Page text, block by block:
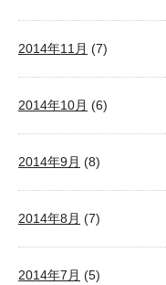
2014年11月 (7)
2014年10月 (6)
2014年9月 (8)
2014年8月 (7)
2014年7月 (5)